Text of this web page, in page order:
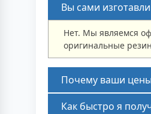
Вы сами
Нет. Мы являемся
оригинальные
Почему ваши
Как быстро я